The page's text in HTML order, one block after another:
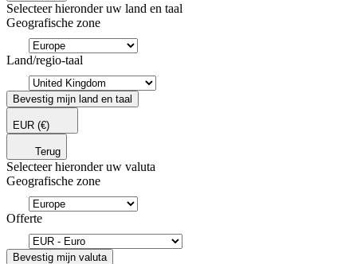
Selecteer hieronder uw land en taal
Geografische zone
Land/regio-taal
Bevestig mijn land en taal
EUR (€)
Terug
Selecteer hieronder uw valuta
Geografische zone
Offerte
Bevestig mijn valuta